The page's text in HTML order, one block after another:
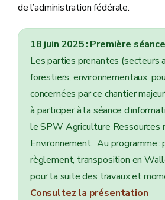
de l’administration fédérale.
18 juin 2025 : Première
Les parties prenantes (secteurs
forestiers, environnementaux,
concernées par ce chantier
à participer à la séance
le SPW Agriculture Ressources
Environnement. Au programme :
règlement, transposition en
pour la suite des travaux et
Consultez la présentation